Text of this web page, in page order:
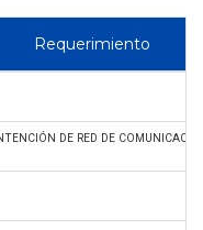
Requerimiento
DE RED DE